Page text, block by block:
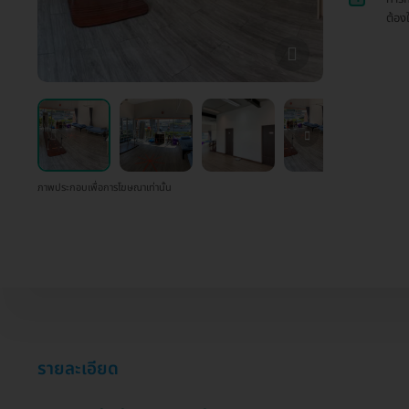
ภาพประกอบเพื่อการโฆษณาเท่านั้น
ต้อง
รายละเอียด